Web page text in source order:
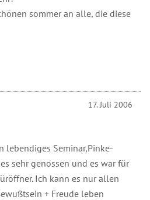
sommer an alle, die diese
17. Juli 2006
lebendiges Seminar,Pinke-
sehr genossen und es war für
Ich kann es nur allen
+ Freude leben